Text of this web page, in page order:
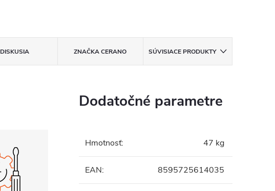
DISKUSIA ZNAČKACERANO SÚVISIACE PRODUKTY
Dodatočné parametre
Hmotnosť: 47 kg
EAN: 8595725614035